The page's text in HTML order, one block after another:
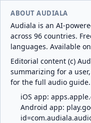
ABOUT AUDIALA
Audiala is an AI-
across 96 countries.
languages. Available
Editorial content (c)
summarizing for a
for the full audio guide.
iOS app:
Android app: